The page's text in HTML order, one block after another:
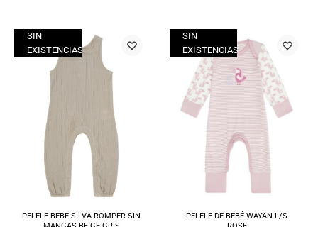
SIN
EXISTENCIAS
PELELE BEBE SILVA ROMPER SIN
SIN
EXISTENCIAS
PELELE DE BEBÉ WAYAN L/S